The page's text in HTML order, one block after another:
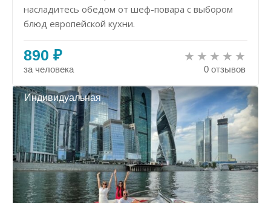
насладитесь обедом от шеф-повара с выбором
блюд европейской кухни.
890 ₽
за человека 0 отзывов
Индивидуальная